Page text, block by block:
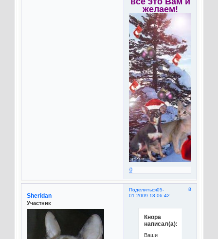
желаем!
0
Поделиться 8
05-
01-2009 18:06:42
Sheridan
Участник
Кнора
написал(а):
Ваши